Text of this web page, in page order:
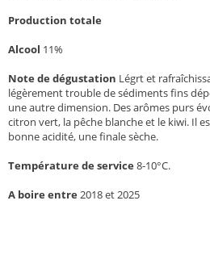
Production totale
Alcool 11%
Note de dégustation Légrt et
légèrement trouble de sédiments fins
une autre dimension. Des arômes purs
citron vert, la pêche blanche et le kiwi. Il
bonne acidité, une finale sèche.
Température de service 8-10°C.
A boire entre 2018 et 2025